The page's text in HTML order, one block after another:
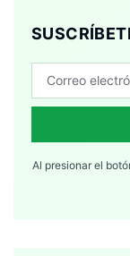
Al presionar el